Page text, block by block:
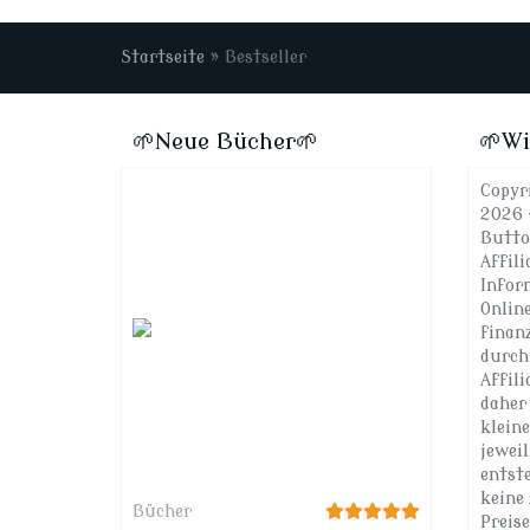
Startseite » Bestseller
🌱Neue Bücher🌱
Bücher
2026
durch